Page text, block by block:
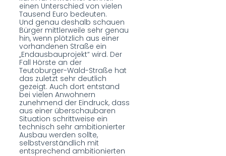
einen Unterschied von vielen
Tausend Euro bedeuten.
Und genau deshalb schauen
Bürger mittlerweile sehr genau
hin, wenn plötzlich aus einer
vorhandenen Straße ein
„Endausbauprojekt“ wird. Der
Fall Hörste an der
Teutoburger-Wald-Straße hat
das zuletzt sehr deutlich
gezeigt. Auch dort entstand
bei vielen Anwohnern
zunehmend der Eindruck, dass
aus einer überschaubaren
Situation schrittweise ein
technisch sehr ambitionierter
Ausbau werden sollte,
selbstverständlich mit
entsprechend ambitionierten